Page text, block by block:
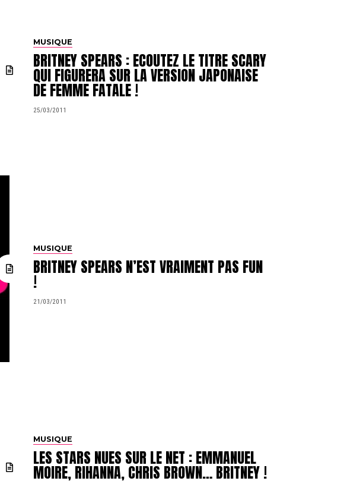
MUSIQUE
BRITNEY SPEARS : ECOUTEZ LE TITRE SCARY
QUI FIGURERA SUR LA VERSION JAPONAISE
DE FEMME FATALE !
25/03/2011
MUSIQUE
BRITNEY SPEARS N’EST VRAIMENT PAS FUN
!
21/03/2011
MUSIQUE
LES STARS NUES SUR LE NET : EMMANUEL
MOIRE, RIHANNA, CHRIS BROWN… BRITNEY !